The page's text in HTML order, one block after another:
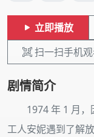
立即播放
扫一扫手机
剧情简介
1974 年 1 月，
工人安妮遇到了解